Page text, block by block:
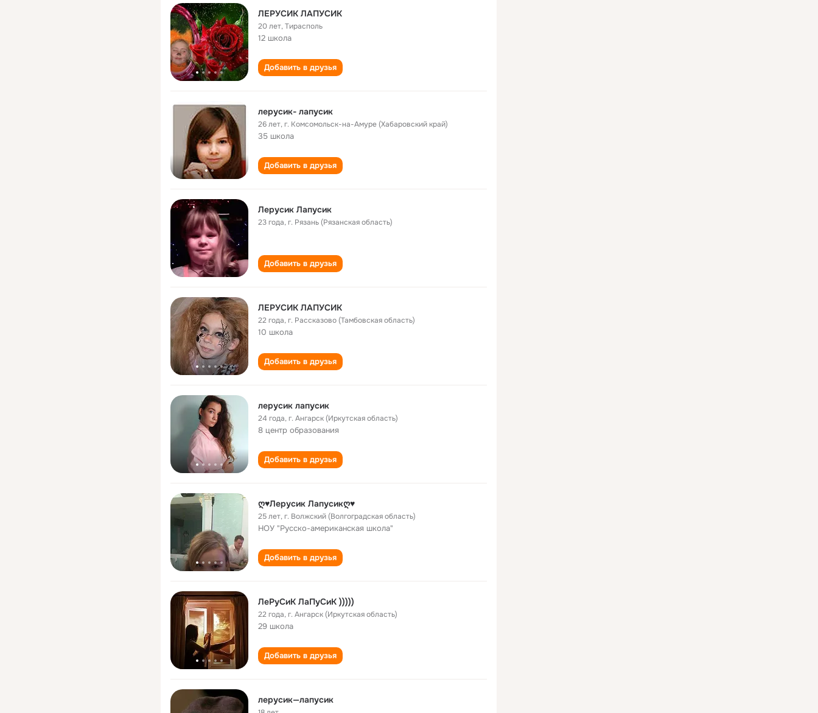
ЛЕРУСИК ЛАПУСИК
20 лет,Тирасполь
12 школа
Добавить в друзья
лерусик- лапусик
26 лет,г. Комсомольск-на-Амуре (Хабаровский край)
35 школа
Добавить в друзья
Лерусик Лапусик
23 года,г. Рязань (Рязанская область)
Добавить в друзья
ЛEРУСИК ЛАПУСИК
22 года,г. Рассказово (Тамбовская область)
10 школа
Добавить в друзья
лерусик лапусик
24 года,г. Ангарск (Иркутская область)
8 центр образования
Добавить в друзья
ღ♥Лерусик Лапусикღ♥
25 лет,г. Волжский (Волгоградская область)
НОУ "Русско-американская школа"
Добавить в друзья
ЛеРуСиК ЛаПуСиК )))))
22 года,г. Ангарск (Иркутская область)
29 школа
Добавить в друзья
лерусик—лапусик